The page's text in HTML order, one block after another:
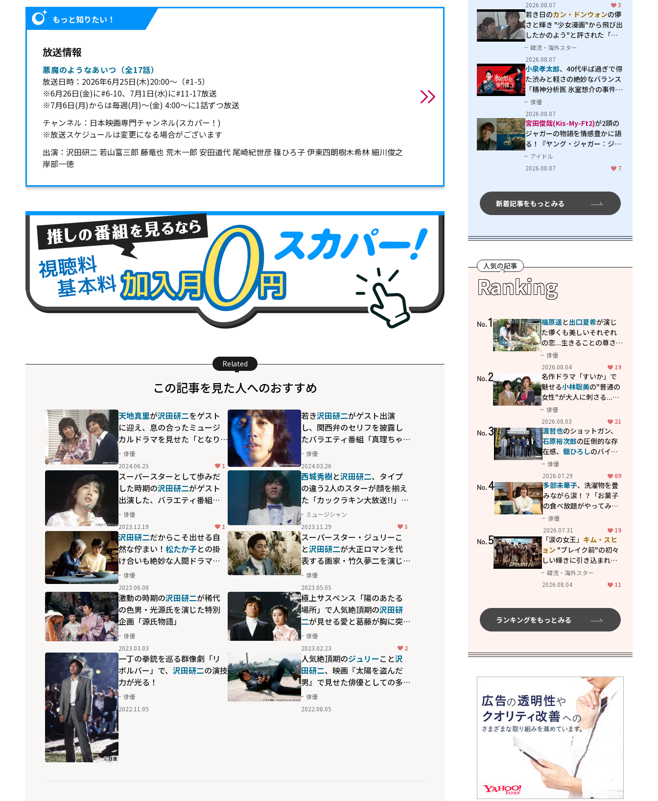
もっと知りたい！
放送情報
悪魔のようなあいつ（全17話）
放送日時：2026年6月25日(木)20:00～（#1-5）
※6月26日(金)に#6-10、7月1日(水)に#11-17放送
※7月6日(月)からは毎週(月)～(金) 4:00～に1話ずつ放送
チャンネル：日本映画専門チャンネル(スカパー！)
※放送スケジュールは変更になる場合がございます
出演：沢田研二 若山富三郎 藤竜也 荒木一郎 安田道代 尾崎紀世彦 篠ひろ子 伊東四朗樹木希林 細川俊之
岸部一徳
Related
この記事を見た人へのおすすめ
天地真里が沢田研二をゲスト
に迎え、息の合ったミュージ
カルドラマを見せた「となり
の真理ちゃん」
俳優
2024.06.25
1
若き沢田研二がゲスト出演
し、関西弁のセリフを披露し
たバラエティ番組「真理ちゃ
んとデイト」
俳優
2024.03.26
スーパースターとして歩みだ
した時期の沢田研二がゲスト
出演した、バラエティ番組
「アタック！真理ちゃん」
俳優
2023.12.19
1
西城秀樹と沢田研二、タイプ
の違う2人のスターが顔を揃え
た「カックラキン大放送!!」豪
華回
ミュージシャン
2023.11.29
3
沢田研二だからこそ出せる自
然な佇まい！ 松たか子との掛
け合いも絶妙な人間ドラマ
「土を喰らう十二ヵ月」
俳優
2023.06.08
スーパースター・ジュリーこ
と沢田研二が大正ロマンを代
表する画家・竹久夢二を演じ
た映画「夢二」
俳優
2023.05.05
激動の時期の沢田研二が稀代
の色男・光源氏を演じた特別
企画「源氏物語」
俳優
2023.03.03
極上サスペンス「陽のあたる
場所」で人気絶頂期の沢田研
二が見せる愛と葛藤が胸に突
き刺さる！
俳優
2023.02.23
2
一丁の拳銃を巡る群像劇「リ
ボルバー」で、 沢田研二の演技
力が光る！
俳優
2022.11.05
人気絶頂期のジュリーこと沢
田研二、映画『太陽を盗んだ
男』で見せた俳優としての多
才ぶりとは
俳優
2022.08.05
2026.08.07
3
若き日のカン・ドンウォンの儚
さと輝き "少女漫画"から飛び出
したかのよう"と評された「オ
オカミの誘惑」
韓流・海外スター
2026.08.07
小泉孝太郎、40代半ば過ぎで得
た渋みと軽さの絶妙なバランス
「精神分析医 氷室想介の事件簿
３」で見せる進化
俳優
2026.08.07
宮田俊哉(Kis-My-Ft2)が2頭の
ジャガーの物語を情感豊かに語
る！『ヤング・ジャガー：ジャ
ングル王への道』『ジャガーと
ウミガメの物語：熱帯林の守護
アイドル
2026.08.07
7
新着記事をもっとみる
人気の記事
Ranking
No.1 福原遥と出口夏希が演じ
た儚くも美しいそれぞれ
の恋...生きることの尊さを
教えてくれた映画「あの
花が咲く丘で、君とまた出
会えたら。」
俳優
2026.08.04
19
No.2
名作ドラマ「すいか」で
魅せる小林聡美の"普通の
女性"が大人に刺さる...映
画「かもめ食堂」にも通
じる静かな芝居
俳優
2026.08.03
21
No.3 渡哲也のショットガン、
石原裕次郎の圧倒的な存
在感、舘ひろしのバイク
アクション！"大門軍
団"のカッコよさが詰まっ
た「西部警察 PART-II」
俳優
2026.07.29
69
No.4 多部未華子、洗濯物を畳
みながら涙！？「お菓子
の食べ放題がやってみた
い」ハンディファン4台の
暑さ対策も明かす
俳優
2026.07.31
19
No.5 「涙の女王」 キム・スヒ
ョン "ブレイク前"の初々
しい輝きに引き込まれ
る...2PM テギョン
共演の青春名作「ドリー
韓流・海外スター
2026.08.04
11
ランキングをもっとみる